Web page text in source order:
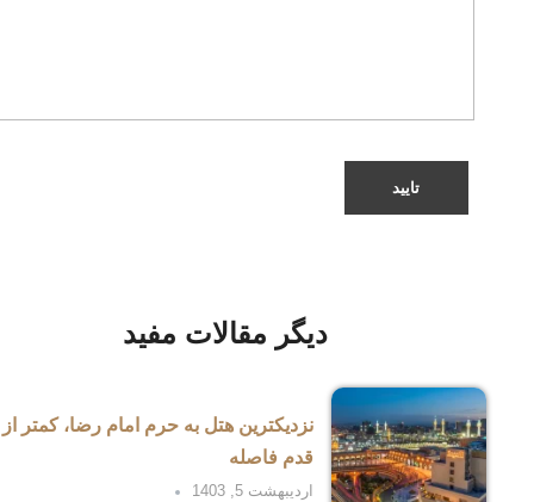
دیگر مقالات مفید
نزدیکترین هتل به حرم امام رضا، کمتر
قدم فاصله
اردیبهشت 5, 1403